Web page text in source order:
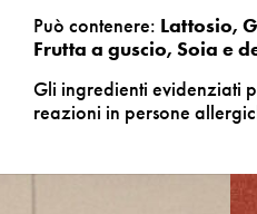
Può contenere: Lattosio,
Frutta a guscio, Soia e
Gli ingredienti evidenziati
reazioni in persone